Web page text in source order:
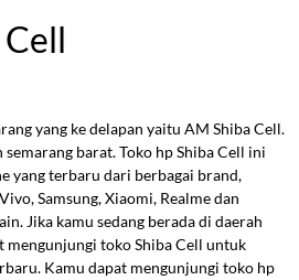
yang ke delapan yaitu AM Shiba Cell.
barat. Toko hp Shiba Cell ini
yang terbaru dari berbagai brand,
Samsung, Xiaomi, Realme dan
Jika kamu sedang berada di daerah
mengunjungi toko Shiba Cell untuk
Kamu dapat mengunjungi toko hp